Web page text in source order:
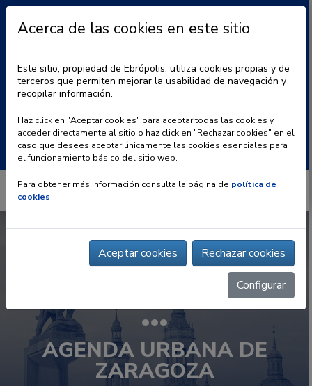
BLOG | CONTACTO
Buscar:
AGENDA URBANA DE
ZARAGOZA
Acerca de las cookies en este sitio
Este sitio, propiedad de Ebrópolis, utiliza cookies propias y de
terceros que permiten mejorar la usabilidad de navegación y
recopilar información.
Haz click en "Aceptar cookies" para aceptar todas las cookies y
acceder directamente al sitio o haz click en "Rechazar cookies" en el
caso que desees aceptar únicamente las cookies esenciales para
el funcionamiento básico del sitio web.
Para obtener más información consulta la página de política de
cookies
Aceptar cookies Rechazar cookies
Configurar